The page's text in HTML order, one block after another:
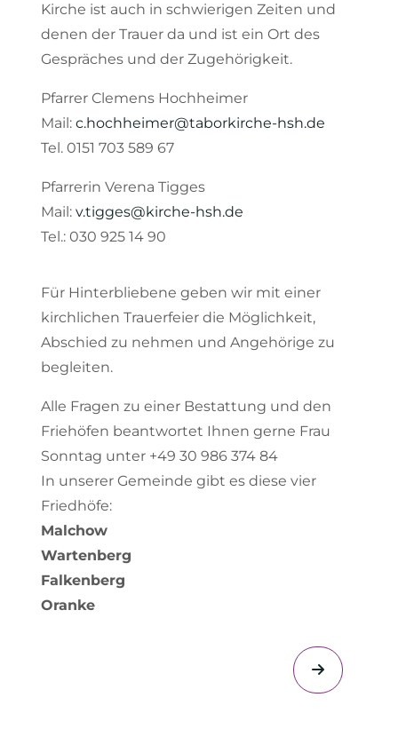
Kirche ist auch in schwierigen Zeiten und
denen der Trauer da und ist ein Ort des
Gespräches und der Zugehörigkeit.
Pfarrer Clemens Hochheimer
Mail: c.hochheimer@taborkirche-hsh.de
Tel. 0151 703 589 67
Pfarrerin Verena Tigges
Mail: v.tigges@kirche-hsh.de
Tel.: 030 925 14 90
Für Hinterbliebene geben wir mit einer
kirchlichen Trauerfeier die Möglichkeit,
Abschied zu nehmen und Angehörige zu
begleiten.
Alle Fragen zu einer Bestattung und den
Friehöfen beantwortet Ihnen gerne Frau
Sonntag unter +49 30 986 374 84
In unserer Gemeinde gibt es diese vier
Friedhöfe:
Malchow
Wartenberg
Falkenberg
Oranke